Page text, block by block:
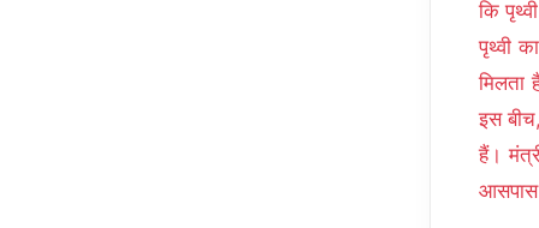
कि
पृथ्वी
मिलता
इस
हैं।
आसपास